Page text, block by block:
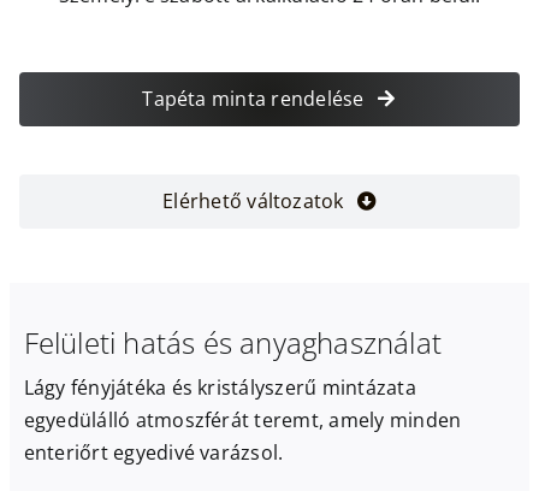
Tapéta minta rendelése
Elérhető változatok
Felületi hatás és anyaghasználat
Lágy fényjátéka és kristályszerű mintázata
egyedülálló atmoszférát teremt, amely minden
enteriőrt egyedivé varázsol.